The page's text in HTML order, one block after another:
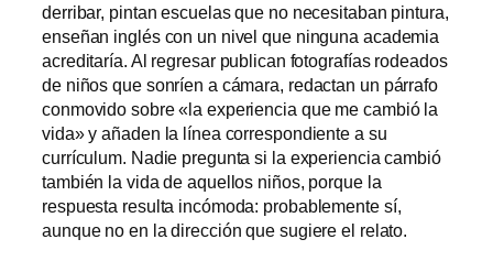
derribar, pintan escuelas que no necesitaban pintura,
enseñan inglés con un nivel que ninguna academia
acreditaría. Al regresar publican fotografías rodeados
de niños que sonríen a cámara, redactan un párrafo
conmovido sobre «la experiencia que me cambió la
vida» y añaden la línea correspondiente a su
currículum. Nadie pregunta si la experiencia cambió
también la vida de aquellos niños, porque la
respuesta resulta incómoda: probablemente sí,
aunque no en la dirección que sugiere el relato.